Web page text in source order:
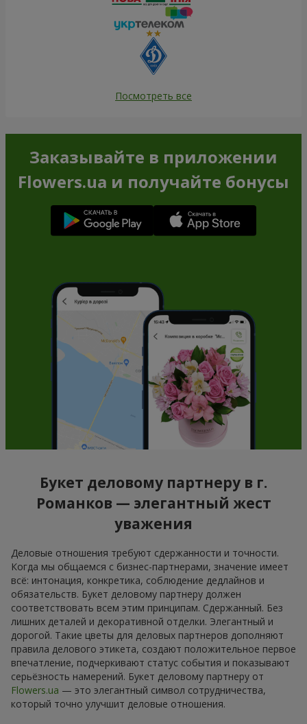
Посмотреть все
Заказывайте в приложении
Flowers.ua и получайте бонусы
Букет деловому партнеру в г.
Романков — элегантный жест
уважения
Деловые отношения требуют сдержанности и точности.
Когда мы общаемся с бизнес-партнерами, значение имеет
всё: интонация, конкретика, соблюдение дедлайнов и
обязательств. Букет деловому партнеру должен
соответствовать всем этим принципам. Сдержанный. Без
лишних деталей и декоративной отделки. Элегантный и
дорогой. Такие цветы для деловых партнеров дополняют
правила делового этикета, создают положительное первое
впечатление, подчеркивают статус события и показывают
серьёзность намерений. Букет деловому партнеру от
Flowers.ua — это элегантный символ сотрудничества,
который точно улучшит деловые отношения.